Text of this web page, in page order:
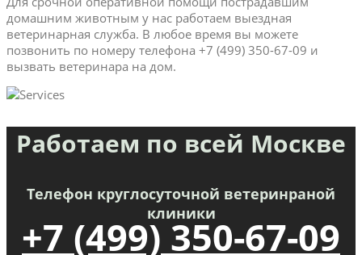
домашним животным у нас работаем выездная
ветеринарная служба. В любое время вы можете
позвонить по номеру телефона +7 (499) 350-67-09 и
вызвать ветеринара на дом.
Работаем по всей Москве
Телефон круглосуточной ветеринраной
клиники
+7 (499) 350-67-09